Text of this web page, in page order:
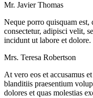
Mr. Javier Thomas
Neque porro quisquam
consectetur, adipisci velit,
incidunt ut labore et dolore.
Mrs. Teresa Robertson
At vero eos et accusamus
blanditiis praesentium
dolores et quas molestias